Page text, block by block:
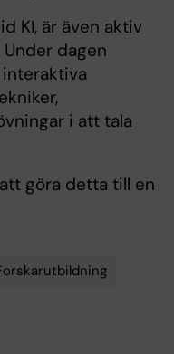
KI, är även aktiv
dagen
i att tala
göra detta till en